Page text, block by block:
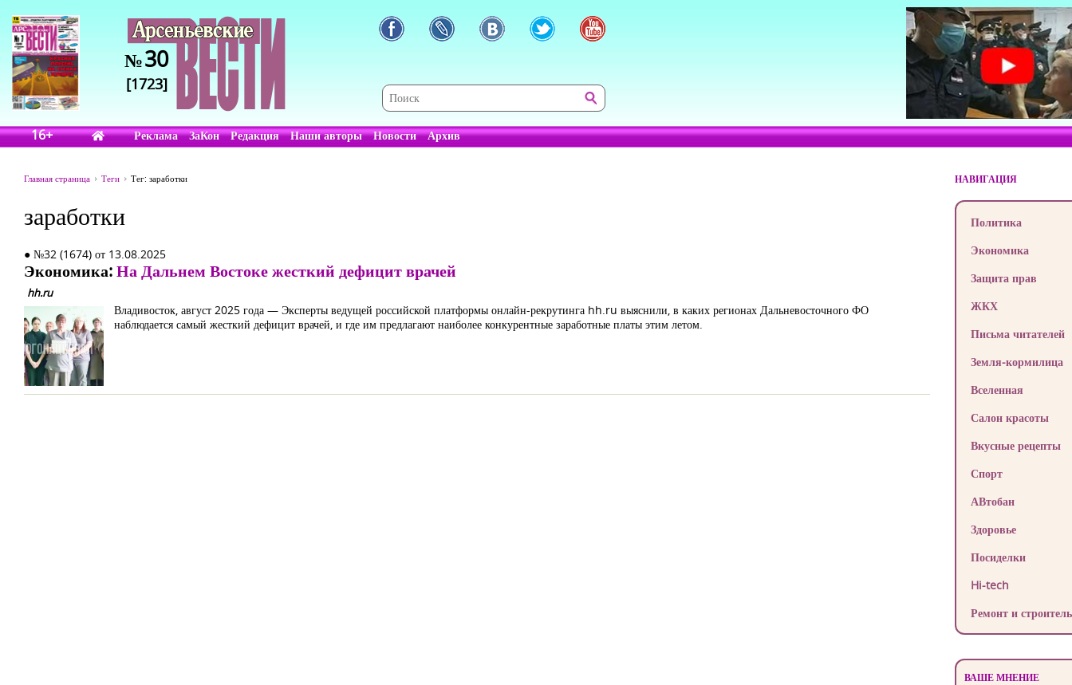
№30
[1723]
16+ Реклама ЗаКон Редакция Наши авторы Новости Архив
Главная страница Теги Тег: заработки
заработки
● №32 (1674) от 13.08.2025
Экономика:На Дальнем Востоке жесткий дефицит врачей
hh.ru
Владивосток, август 2025 года — Эксперты ведущей российской платформы онлайн-рекрутинга hh.ru выяснили, в каких регионах Дальневосточного ФО
наблюдается самый жесткий дефицит врачей, и где им предлагают наиболее конкурентные заработные платы этим летом.
НАВИГАЦИЯ
Политика
Экономика
Защита прав
ЖКХ
Письма читателей
Земля-кормилица
Вселенная
Салон красоты
Вкусные рецепты
Спорт
АВтобан
Здоровье
Посиделки
Hi-tech
Ремонт и
ВАШЕ МНЕНИЕ